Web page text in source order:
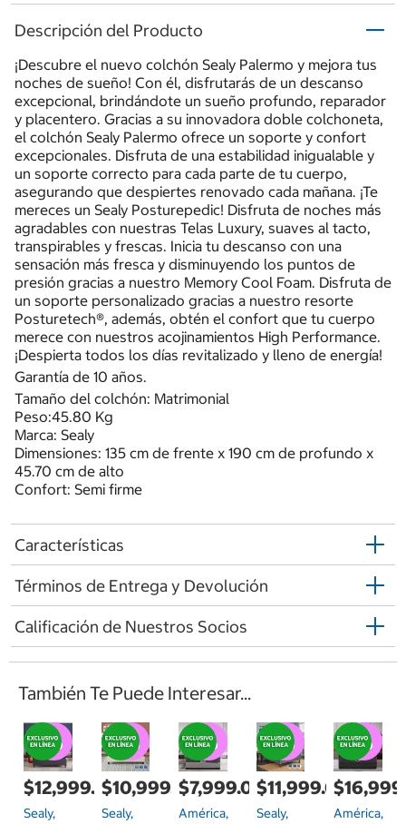
Descripción del Producto
¡Descubre el nuevo colchón Sealy Palermo y mejora tus
noches de sueño! Con él, disfrutarás de un descanso
excepcional, brindándote un sueño profundo, reparador
y placentero. Gracias a su innovadora doble colchoneta,
el colchón Sealy Palermo ofrece un soporte y confort
excepcionales. Disfruta de una estabilidad inigualable y
un soporte correcto para cada parte de tu cuerpo,
asegurando que despiertes renovado cada mañana. ¡Te
mereces un Sealy Posturepedic! Disfruta de noches más
agradables con nuestras Telas Luxury, suaves al tacto,
transpirables y frescas. Inicia tu descanso con una
sensación más fresca y disminuyendo los puntos de
presión gracias a nuestro Memory Cool Foam. Disfruta de
un soporte personalizado gracias a nuestro resorte
Posturetech®, además, obtén el confort que tu cuerpo
merece con nuestros acojinamientos High Performance.
¡Despierta todos los días revitalizado y lleno de energía!
Garantía de 10 años.
Tamaño del colchón: Matrimonial
Peso:45.80 Kg
Marca: Sealy
Dimensiones: 135 cm de frente x 190 cm de profundo x
45.70 cm de alto
Confort: Semi firme
Características
Términos de Entrega y Devolución
Calificación de Nuestros Socios
También Te Puede Interesar...
$12,999.00
Sealy,
$10,999.00
Sealy,
$7,999.00
América,
$11,999.00
Sealy,
América,